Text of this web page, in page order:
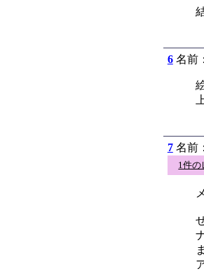
6名前：
7名前：
1件の